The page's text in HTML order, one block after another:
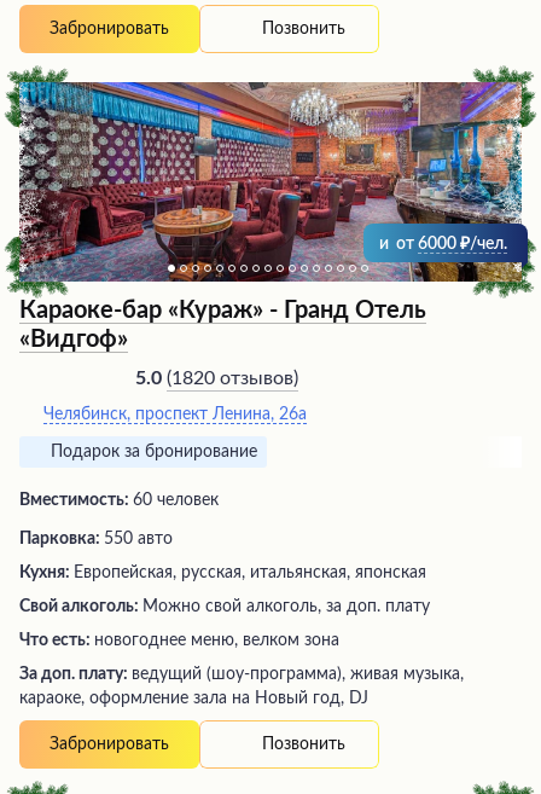
Забронировать Позвонить
и от 6000 /чел.
Караоке-бар «Кураж» - Гранд Отель
«Видгоф»
5.0 (1820 отзывов)
Челябинск, проспект Ленина, 26а
Подарок за бронирование
Вместимость: 60 человек
Парковка: 550 авто
Кухня: Европейская, русская, итальянская, японская
Свой алкоголь: Можно свой алкоголь, за доп. плату
Что есть: новогоднее меню, велком зона
За доп. плату: ведущий (шоу-программа), живая музыка,
караоке, оформление зала на Новый год, DJ
Забронировать Позвонить